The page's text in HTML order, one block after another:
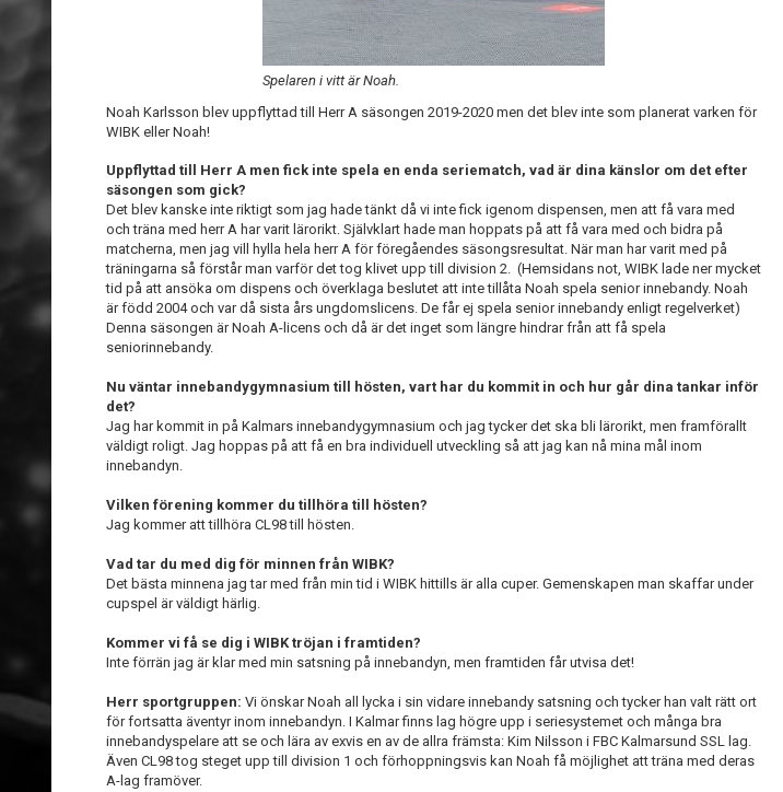
Spelaren i vitt är Noah.
Noah Karlsson blev uppflyttad till Herr A säsongen 2019-2020 men det blev inte som planerat varken för
WIBK eller Noah!
Uppflyttad till Herr A men fick inte spela en enda seriematch, vad är dina känslor om det efter
säsongen som gick?
Det blev kanske inte riktigt som jag hade tänkt då vi inte fick igenom dispensen, men att få vara med
och träna med herr A har varit lärorikt. Självklart hade man hoppats på att få vara med och bidra på
matcherna, men jag vill hylla hela herr A för föregåendes säsongsresultat. När man har varit med på
träningarna så förstår man varför det tog klivet upp till division 2. (Hemsidans not, WIBK lade ner mycket
tid på att ansöka om dispens och överklaga beslutet att inte tillåta Noah spela senior innebandy. Noah
är född 2004 och var då sista års ungdomslicens. De får ej spela senior innebandy enligt regelverket)
Denna säsongen är Noah A-licens och då är det inget som längre hindrar från att få spela
seniorinnebandy.
Nu väntar innebandygymnasium till hösten, vart har du kommit in och hur går dina tankar inför
det?
Jag har kommit in på Kalmars innebandygymnasium och jag tycker det ska bli lärorikt, men framförallt
väldigt roligt. Jag hoppas på att få en bra individuell utveckling så att jag kan nå mina mål inom
innebandyn.
Vilken förening kommer du tillhöra till hösten?
Jag kommer att tillhöra CL98 till hösten.
Vad tar du med dig för minnen från WIBK?
Det bästa minnena jag tar med från min tid i WIBK hittills är alla cuper. Gemenskapen man skaffar under
cupspel är väldigt härlig.
Kommer vi få se dig i WIBK tröjan i framtiden?
Inte förrän jag är klar med min satsning på innebandyn, men framtiden får utvisa det!
Herr sportgruppen: Vi önskar Noah all lycka i sin vidare innebandy satsning och tycker han valt rätt ort
för fortsatta äventyr inom innebandyn. I Kalmar finns lag högre upp i seriesystemet och många bra
innebandyspelare att se och lära av exvis en av de allra främsta: Kim Nilsson i FBC Kalmarsund SSL lag.
Även CL98 tog steget upp till division 1 och förhoppningsvis kan Noah få möjlighet att träna med deras
A-lag framöver.